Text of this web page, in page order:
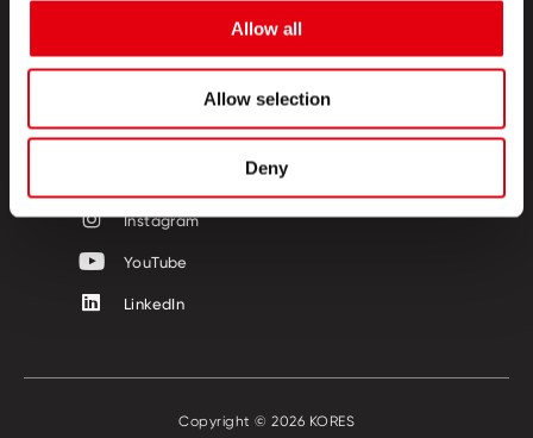
Allow all
Allow selection
Deny
KAPCSOLAT
Instagram
YouTube
LinkedIn
Copyright © 2026 KORES